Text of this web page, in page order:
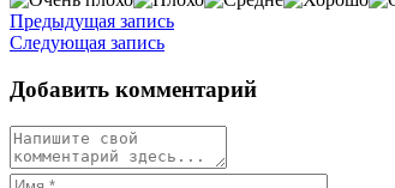
Предыдущая запись
Следующая запись
Добавить комментарий